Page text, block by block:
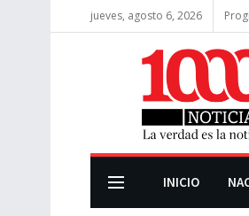
jueves, agosto 6, 2026
INICIO